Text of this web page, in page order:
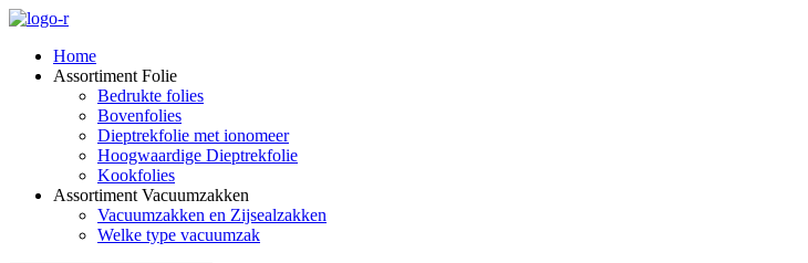
Home
Assortiment Folie
Bedrukte folies
Bovenfolies
Dieptrekfolie met ionomeer
Hoogwaardige Dieptrekfolie
Kookfolies
Assortiment Vacuumzakken
Vacuumzakken en Zijsealzakken
Welke type vacuumzak